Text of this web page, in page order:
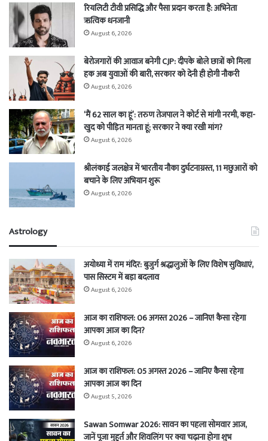
रियलिटी टीवी प्रसिद्धि और पैसा प्रदान करता है: अभिनेता
ऋत्विक धनजानी
August 6, 2026
बेरोजगारों की आवाज बनेगी CJP: दीपके बोले छात्रों को मिला
हक अब युवाओं की बारी, सरकार को देनी ही होगी नौकरी
August 6, 2026
‘मैं 62 साल का हूं’: तरुण तेजपाल ने कोर्ट से मांगी नरमी, कहा-
खुद को पीड़ित मानता हूं; सरकार ने क्या रखी मांग?
August 6, 2026
श्रीलंकाई जलक्षेत्र में भारतीय नौका दुर्घटनाग्रस्त, 11 मछुआरों को
बचाने के लिए अभियान शुरू
August 6, 2026
Astrology
अयोध्या में राम मंदिर: बुजुर्ग श्रद्धालुओं के लिए विशेष सुविधाएं,
पास सिस्टम में बड़ा बदलाव
August 6, 2026
आज का राशिफल: 06 अगस्त 2026 – जानिए! कैसा रहेगा
आपका आज का दिन?
August 6, 2026
आज का राशिफल: 05 अगस्त 2026 – जानिए कैसा रहेगा
आपका आज का दिन
August 5, 2026
Sawan Somwar 2026: सावन का पहला सोमवार आज,
जानें पूजा मुहूर्त और शिवलिंग पर क्या चढ़ाना होगा शुभ